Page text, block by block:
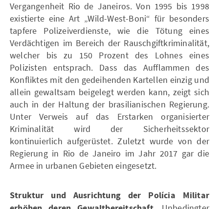
Vergangenheit Rio de Janeiros. Von 1995 bis 1998
existierte eine Art „Wild-West-Boni“ für besonders
tapfere Polizeiverdienste, wie die Tötung eines
Verdächtigen im Bereich der Rauschgiftkriminalität,
welcher bis zu 150 Prozent des Lohnes eines
Polizisten entsprach. Dass das Aufflammen des
Konfliktes mit den gedeihenden Kartellen einzig und
allein gewaltsam beigelegt werden kann, zeigt sich
auch in der Haltung der brasilianischen Regierung.
Unter Verweis auf das Erstarken organisierter
Kriminalität wird der Sicherheitssektor
kontinuierlich aufgerüstet. Zuletzt wurde von der
Regierung in Rio de Janeiro im Jahr 2017 gar die
Armee in urbanen Gebieten eingesetzt.
Struktur und Ausrichtung der Polícia Militar